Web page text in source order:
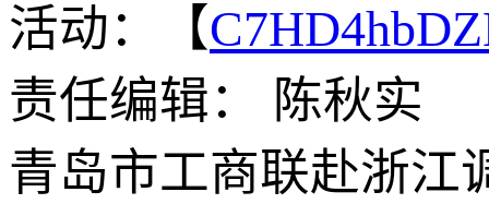
活动：【
责任编辑： 陈秋实
青岛市工商联赴浙江